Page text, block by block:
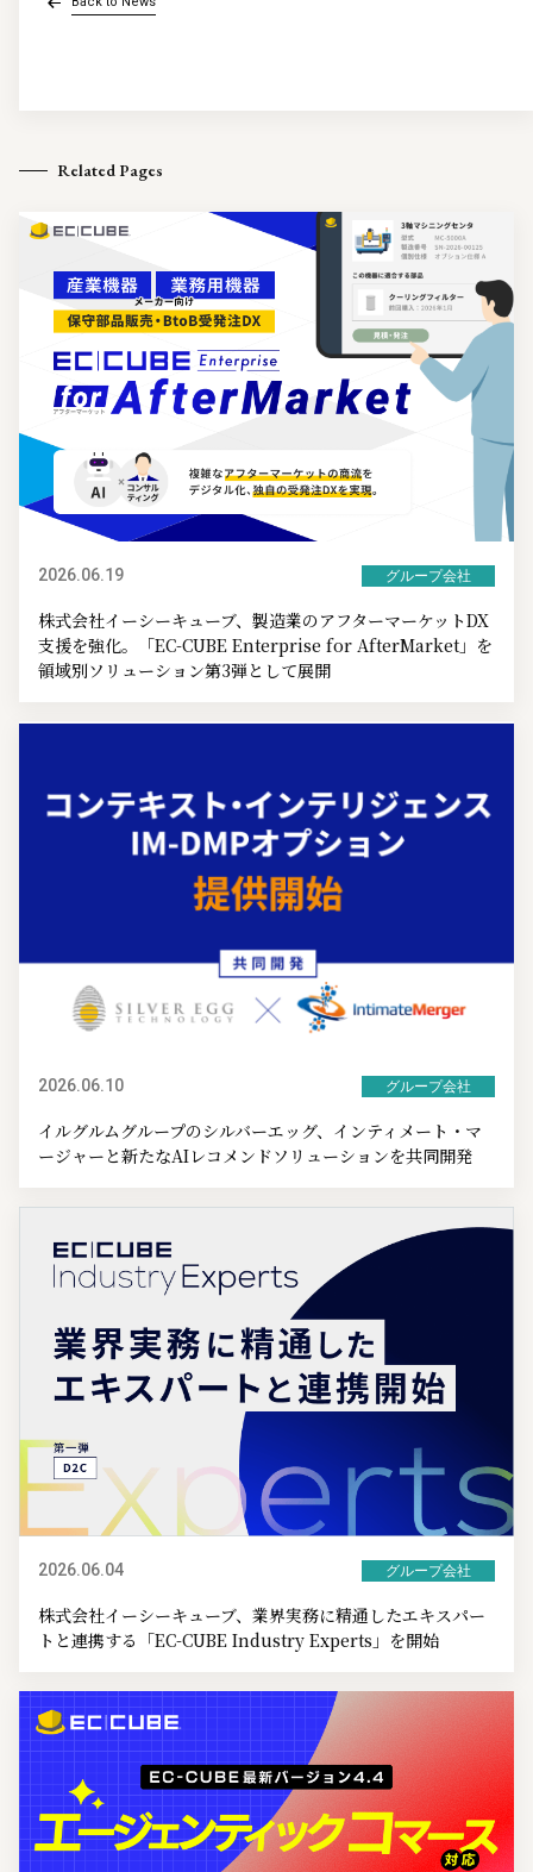
Related Pages
2026.06.19 グループ会社
株式会社イーシーキューブ、製造業のアフターマーケットDX
支援を強化。「EC-CUBE Enterprise for AfterMarket」を
領域別ソリューション第3弾として展開
2026.06.10 グループ会社
イルグルムグループのシルバーエッグ、インティメート・マ
ージャーと新たなAIレコメンドソリューションを共同開発
2026.06.04 グループ会社
株式会社イーシーキューブ、業界実務に精通したエキスパー
トと連携する「EC-CUBE Industry Experts」を開始